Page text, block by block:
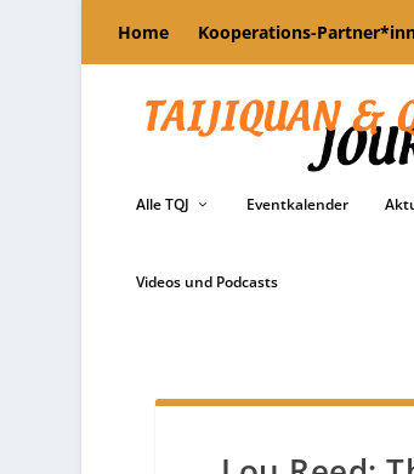
Home Kooperations-
Alle TQJ Eventkalender
Videos und Podcasts